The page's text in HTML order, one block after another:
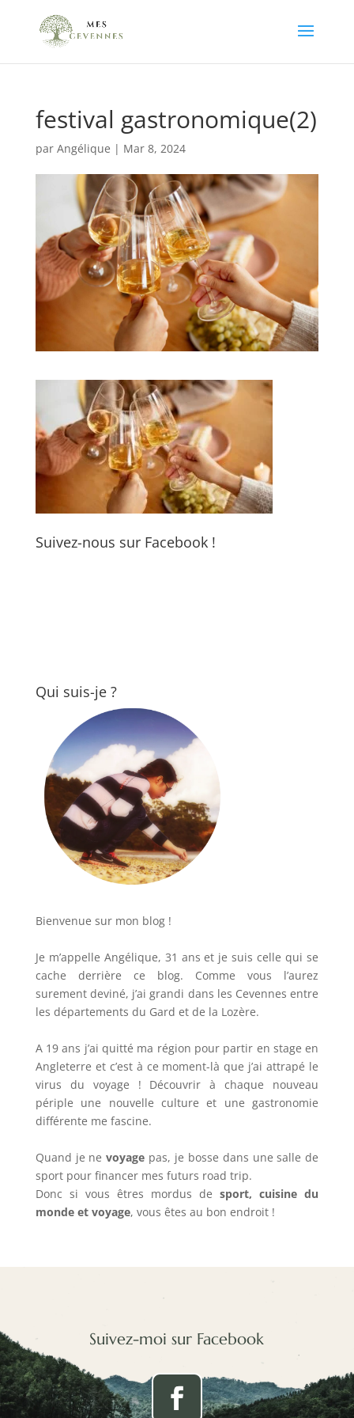
festival gastronomique(2)
par Angélique | Mar 8, 2024
Suivez-nous sur Facebook !
Qui suis-je ?
Bienvenue sur mon blog !
Je m’appelle Angélique, 31 ans et je suis celle qui se
cache derrière ce blog. Comme vous l’aurez
surement deviné, j’ai grandi dans les Cevennes entre
les départements du Gard et de la Lozère.
A 19 ans j’ai quitté ma région pour partir en stage en
Angleterre et c’est à ce moment-là que j’ai attrapé le
virus du voyage ! Découvrir à chaque nouveau
périple une nouvelle culture et une gastronomie
différente me fascine.
Quand je nevoyage pas, je bosse dans une salle de
sport pour financer mes futurs road trip.
Donc si vous êtres mordus desport, cuisine du
monde et voyage, vous êtes au bon endroit !
Suivez-moi sur Facebook